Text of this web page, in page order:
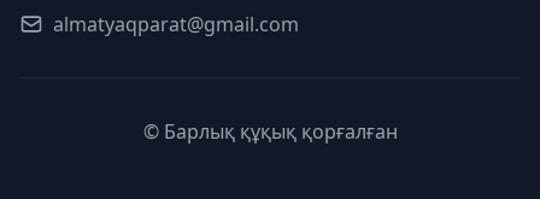
almatyaqparat@gmail.com
© Барлық құқық қорғалған